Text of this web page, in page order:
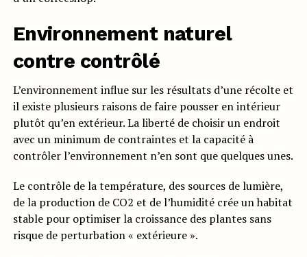
Environnement naturel
contre contrôlé
L’environnement influe sur les résultats d’une récolte et
il existe plusieurs raisons de faire pousser en intérieur
plutôt qu’en extérieur. La liberté de choisir un endroit
avec un minimum de contraintes et la capacité à
contrôler l’environnement n’en sont que quelques unes.
Le contrôle de la température, des sources de lumière,
de la production de CO2 et de l’humidité crée un habitat
stable pour optimiser la croissance des plantes sans
risque de perturbation « extérieure ».